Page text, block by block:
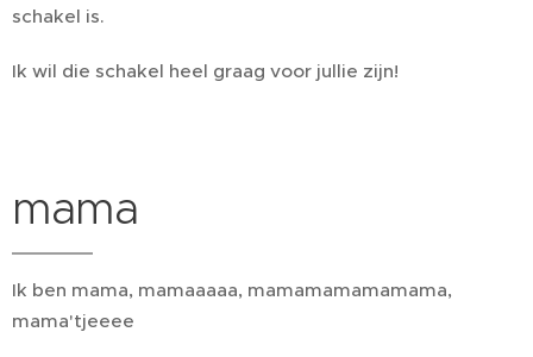
schakel is.
Ik wil die schakel heel graag voor jullie zijn!
mama
Ik ben mama, mamaaaaa, mamamamamamama,
mama'tjeeee